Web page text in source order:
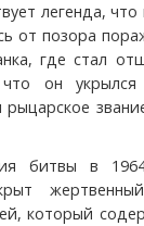
легенда,
от позора
где стал
он укрылся
битвы в
который